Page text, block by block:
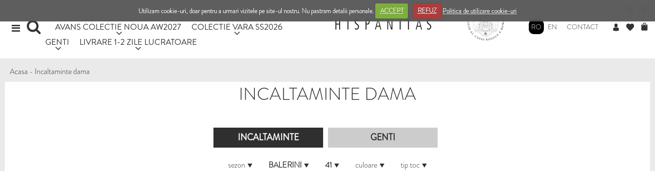
Utilizam cookie-uri, doar pentru a urmari vizitele pe site-ul nostru. Nu pastram detalii personale. ACCEPT REFUZ Politica de utilizare cookie-uri
AVANS COLECTIE NOUA AW2027
COLECTIE VARA SS2026
GENTI
LIVRARE 1-2 ZILE LUCRATOARE
RO EN CONTACT
Acasa - Incaltaminte dama
INCALTAMINTE DAMA
INCALTAMINTE GENTI
sezon BALERINI 41 culoare tip toc